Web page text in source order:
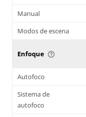
Manual
Modos de escena
Enfoque help_outline
Autofoco
Sistema de
autofoco